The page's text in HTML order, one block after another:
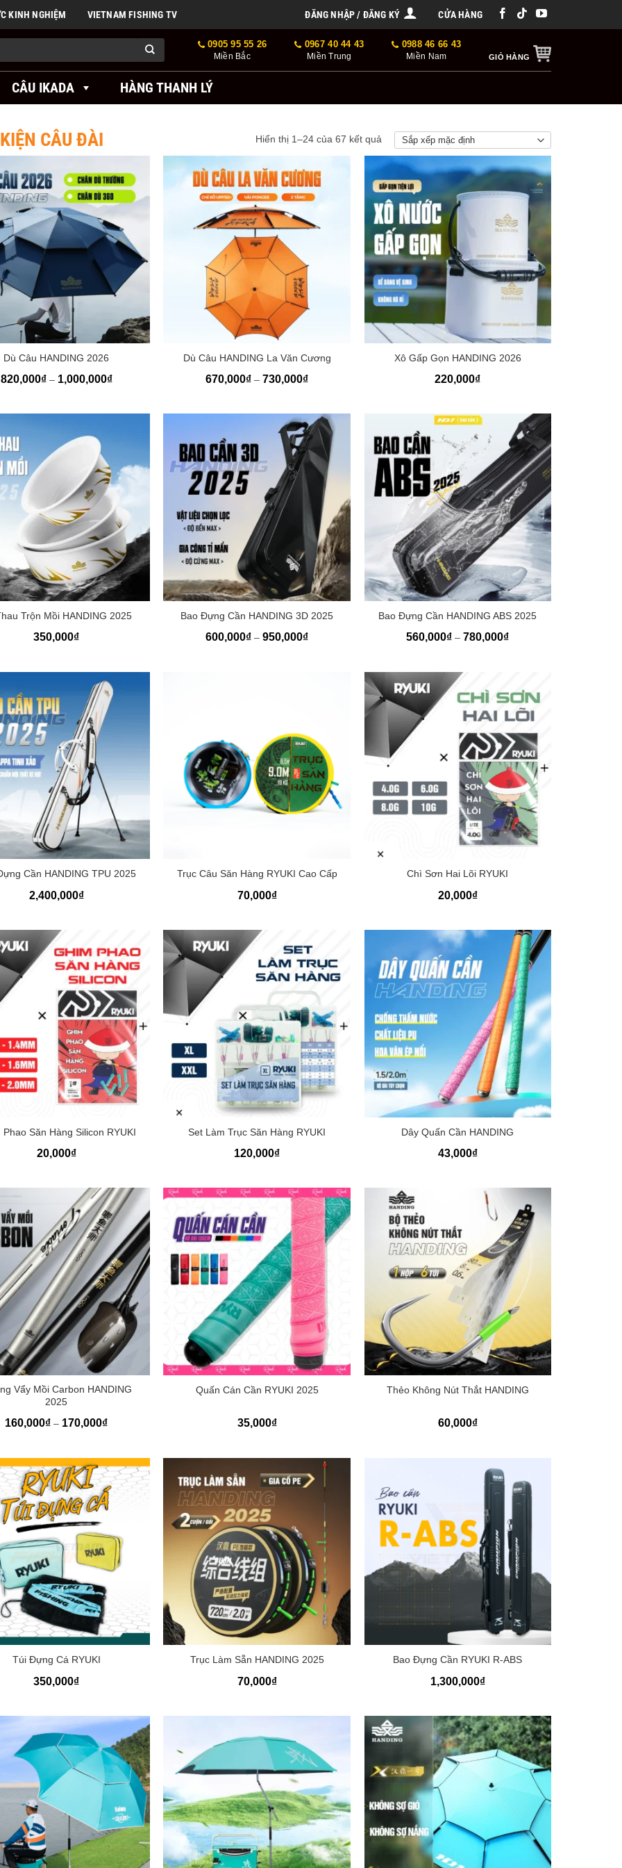
KINH NGHIỆM VIETNAM FISHING TV ĐĂNG NHẬP / ĐĂNG KÝ CỬA HÀNG
0905 95 55 26
Miền Bắc
0967 40 44 43
Miền Trung
0988 46 66 43
Miền Nam GIỎ HÀNG
CÂU IKADA HÀNG THANH LÝ
CÂU ĐÀI Hiển thị 1–24 của 67 kết quả
Dù Câu HANDING 2026
820,000₫ – 1,000,000₫Khoảng
giá:
đến
Dù Câu HANDING La Văn Cương
670,000₫ – 730,000₫Khoảng
giá:
đến
730,000₫
+
Xô Gấp Gọn HANDING 2026
220,000₫
Trộn Mồi HANDING 2025
350,000₫
+
Bao Đựng Cần HANDING 3D 2025
600,000₫ – 950,000₫Khoảng
giá:
+
Bao Đựng Cần HANDING ABS 2025
560,000₫ – 780,000₫Khoảng
giá:
Cần HANDING TPU 2025
2,400,000₫
Trục Câu Săn Hàng RYUKI Cao Cấp
70,000₫
Chì Sơn Hai Lõi RYUKI
20,000₫
Phao Săn Hàng Silicon RYUKI
20,000₫
Set Làm Trục Săn Hàng RYUKI
120,000₫
Dây Quấn Cần HANDING
43,000₫
Vẩy Mồi Carbon HANDING
2025
160,000₫ – 170,000₫Khoảng
giá:
đến
170,000₫
Quấn Cán Cần RYUKI 2025
35,000₫
+
Thẻo Không Nút Thắt HANDING
60,000₫
Túi Đựng Cá RYUKI
350,000₫
+
Trục Làm Sẵn HANDING 2025
70,000₫
Bao Đựng Cần RYUKI R-ABS
1,300,000₫